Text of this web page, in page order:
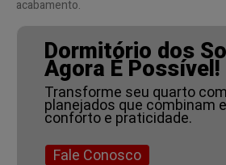
acabamento.
Dormitório dos
Agora É Possível!
Transforme seu quarto
planejados que combinam
conforto e praticidade.
Fale Conosco